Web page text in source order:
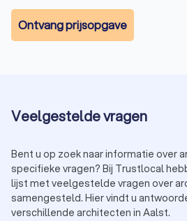
Ontvang prijsopgave
Veelgestelde vragen
Bent u op zoek naar informatie over
specifieke vragen? Bij Trustlocal
lijst met veelgestelde vragen over
samengesteld. Hier vindt u
verschillende architecten in Aalst.